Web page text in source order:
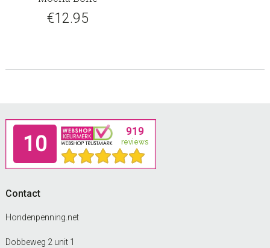
€12.95
Footer
Contact
Hondenpenning.net
Dobbeweg 2 unit 1